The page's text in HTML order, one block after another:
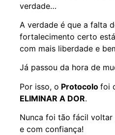
verdade…
A verdade é que a falta
fortalecimento certo
com mais liberdade e
Já passou da hora de
Por isso, o Protocolofoi
ELIMINAR A DOR.
Nunca foi tão fácil voltar
e com confiança!